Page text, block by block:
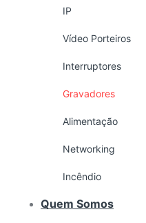
IP
Vídeo Porteiros
Interruptores
Gravadores
Alimentação
Networking
Incêndio
Quem Somos